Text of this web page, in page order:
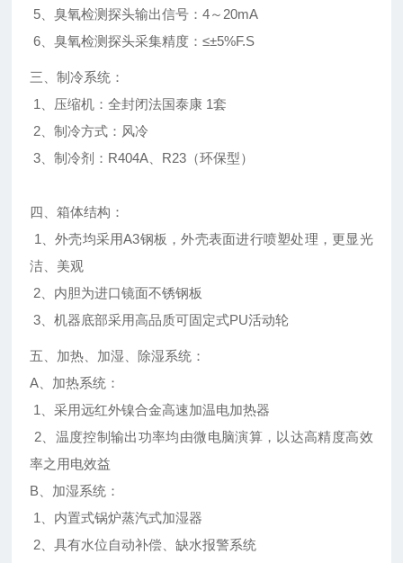
5、臭氧检测探头输出信号：4～20mA
6、臭氧检测探头采集精度：≤±5%F.S
三、制冷系统：
1、压缩机：全封闭法国泰康 1套
2、制冷方式：风冷
3、制冷剂：R404A、R23（环保型）
四、箱体结构：
1、外壳均采用A3钢板，外壳表面进行喷塑处理，更显光
洁、美观
2、内胆为进口镜面不锈钢板
3、机器底部采用高品质可固定式PU活动轮
五、加热、加湿、除湿系统：
A、加热系统：
1、采用远红外镍合金高速加温电加热器
2、温度控制输出功率均由微电脑演算，以达高精度高效
率之用电效益
B、加湿系统：
1、内置式锅炉蒸汽式加湿器
2、具有水位自动补偿、缺水报警系统